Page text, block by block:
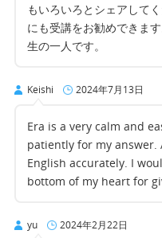
もいろいろとシェアして
にも受講をお勧めできま
生の一人です。
Keishi 2024年7月13日
Era is a very calm and
patiently for my
English accurately. I
bottom of my heart for
yu 2024年2月22日